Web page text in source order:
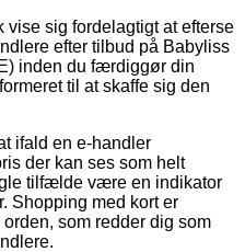
sig fordelagtigt at efterse
efter tilbud på Babyliss
inden du færdiggør din
til at skaffe sig den
ifald en e-handler
der kan ses som helt
tilfælde være en indikator
Shopping med kort er
som redder dig som